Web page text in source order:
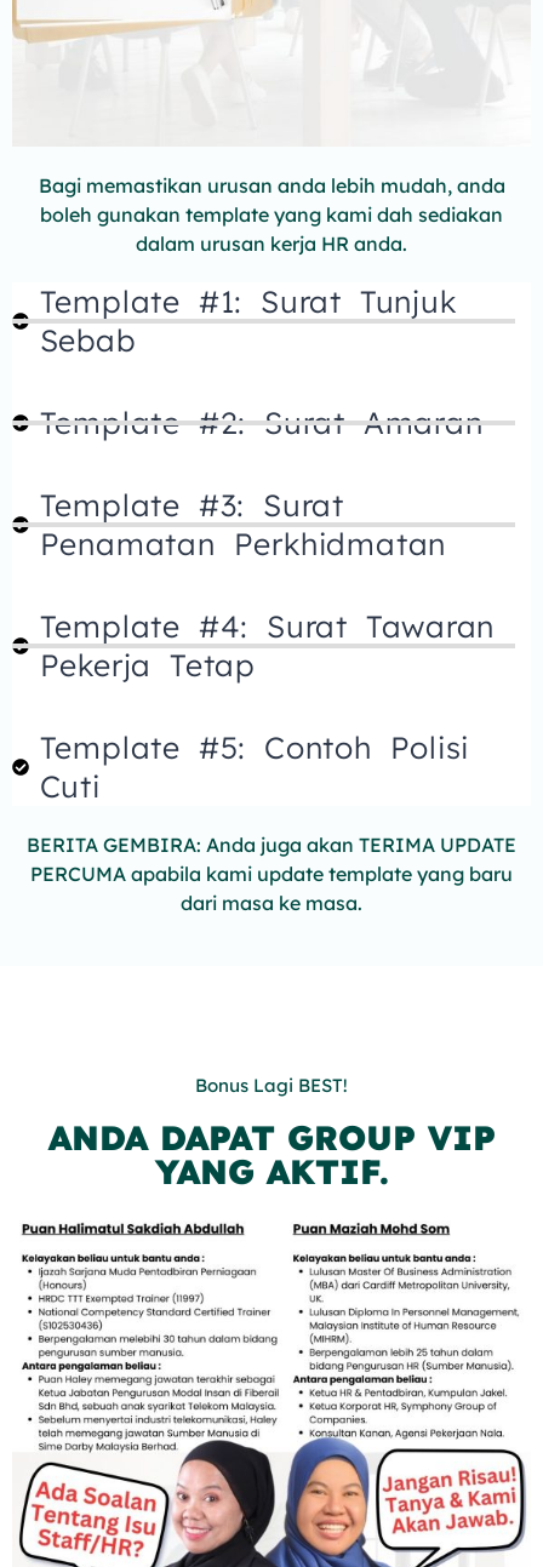
Bagi memastikan urusan anda lebih mudah, anda
boleh gunakan template yang kami dah sediakan
dalam urusan kerja HR anda.
Template #1: Surat Tunjuk
Sebab
Template #2: Surat Amaran
Template #3: Surat
Penamatan Perkhidmatan
Template #4: Surat Tawaran
Pekerja Tetap
Template #5: Contoh Polisi
Cuti
BERITA GEMBIRA: Anda juga akan TERIMA UPDATE
PERCUMA apabila kami update template yang baru
dari masa ke masa.
Bonus Lagi BEST!
ANDA DAPAT GROUP VIP
YANG AKTIF.